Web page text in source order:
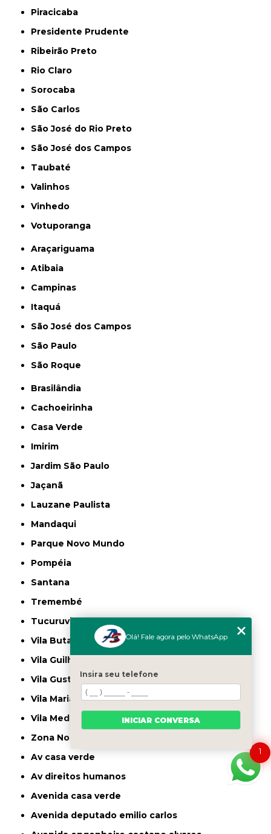
Piracicaba
Presidente Prudente
Ribeirão Preto
Rio Claro
Sorocaba
São Carlos
São José do Rio Preto
São José dos Campos
Taubaté
Valinhos
Vinhedo
Votuporanga
Araçariguama
Atibaia
Campinas
Itaquá
São José dos Campos
São Paulo
São Roque
Brasilândia
Cachoeirinha
Casa Verde
Imirim
Jardim São Paulo
Jaçanã
Lauzane Paulista
Mandaqui
Parque Novo Mundo
Pompéia
Santana
Tremembé
Tucuruvi
Vila Butantã
Vila Guilherme
Vila Gustavo
Vila Maria
Vila Medeiros
Zona Norte
av casa verde
av direitos humanos
avenida casa verde
avenida deputado emilio carlos
1
Olá! Fale agora pelo WhatsApp
Insira seu telefone
INICIAR CONVERSA